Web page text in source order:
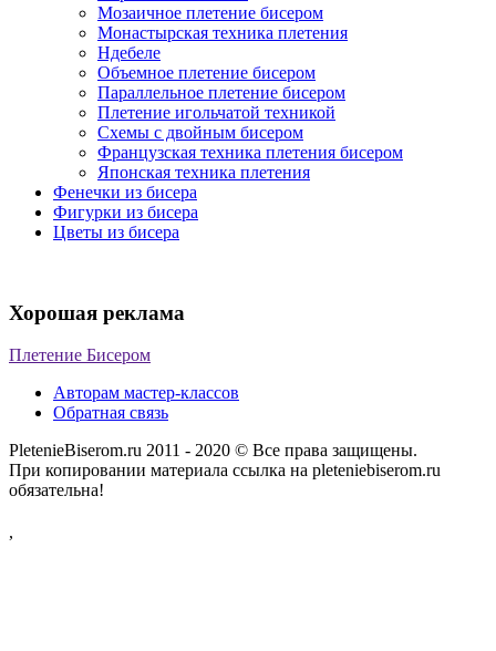
Мозаичное плетение бисером
Монастырская техника плетения
Ндебеле
Объемное плетение бисером
Параллельное плетение бисером
Плетение игольчатой техникой
Схемы с двойным бисером
Французская техника плетения бисером
Японская техника плетения
Фенечки из бисера
Фигурки из бисера
Цветы из бисера
Хорошая реклама
Плетение Бисером
Авторам мастер-классов
Обратная связь
PletenieBiserom.ru 2011 - 2020 © Все права защищены.
При копировании материала ссылка на pleteniebiserom.ru
обязательна!
,